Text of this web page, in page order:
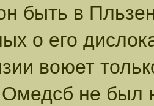
быть в
о его
воюет
не был